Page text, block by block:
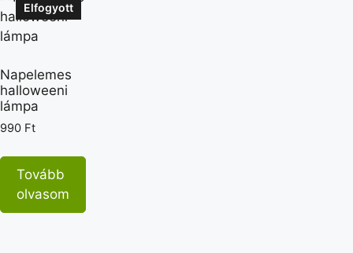
Elfogyott
Napelemes
halloweeni
lámpa
990 Ft
Tovább
olvasom